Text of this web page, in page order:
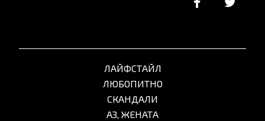
ЛАЙФСТАЙЛ
ЛЮБОПИТНО
СКАНДАЛИ
АЗ, ЖЕНАТА